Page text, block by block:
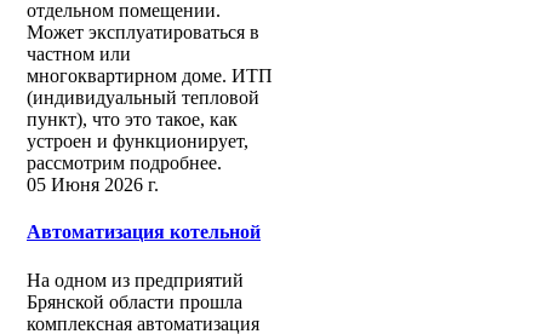
отдельном помещении.
Может эксплуатироваться в
частном или
многоквартирном доме. ИТП
(индивидуальный тепловой
пункт), что это такое, как
устроен и функционирует,
рассмотрим подробнее.
05 Июня 2026 г.
Автоматизация котельной
На одном из предприятий
Брянской области прошла
комплексная автоматизация